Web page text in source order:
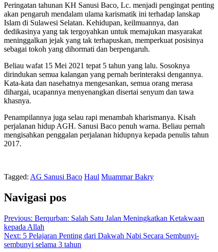
Peringatan tahunan KH Sanusi Baco, Lc. menjadi pengingat penting
akan pengaruh mendalam ulama karismatik ini terhadap lanskap
Islam di Sulawesi Selatan. Kehidupan, keilmuannya, dan
dedikasinya yang tak tergoyahkan untuk memajukan masyarakat
meninggalkan jejak yang tak terhapuskan, memperkuat posisinya
sebagai tokoh yang dihormati dan berpengaruh.
Beliau wafat 15 Mei 2021 tepat 5 tahun yang lalu. Sosoknya
dirindukan semua kalangan yang pernah berinteraksi dengannya.
Kata-kata dan nasehatnya mengesankan, semua orang merasa
dihargai, ucapannya menyenangkan disertai senyum dan tawa
khasnya.
Penampilannya juga selau rapi menambah kharismanya. Kisah
perjalanan hidup AGH. Sanusi Baco penuh warna. Beliau pernah
mengisahkan penggalan perjalanan hidupnya kepada penulis tahun
2017.
Tagged: AG Sanusi Baco Haul Muammar Bakry
Navigasi pos
Previous: Berqurban: Salah Satu Jalan Meningkatkan Ketakwaan
kepada Allah
Next: 5 Pelajaran Penting dari Dakwah Nabi Secara Sembunyi-
sembunyi selama 3 tahun